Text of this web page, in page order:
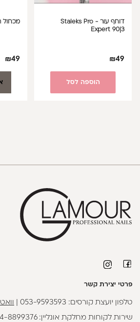
דוחף עור Staleks Pro -
Expert 90|3
₪49
הוספה לסל
מכחול
₪49
פרטי יצירת קשר
טלפון יועצת קורסים: 053-9593593
שירות לקוחות מחלקת אונליין:8899376